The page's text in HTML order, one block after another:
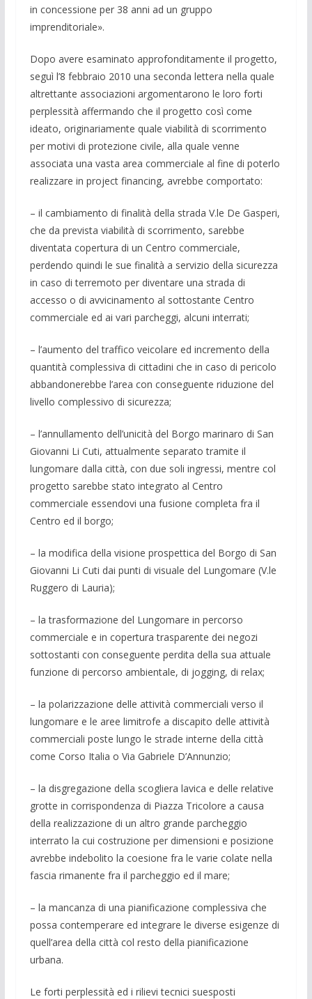
in concessione per 38 anni ad un gruppo
imprenditoriale».
Dopo avere esaminato approfonditamente il progetto,
seguì l’8 febbraio 2010 una seconda lettera nella quale
altrettante associazioni argomentarono le loro forti
perplessità affermando che il progetto così come
ideato, originariamente quale viabilità di scorrimento
per motivi di protezione civile, alla quale venne
associata una vasta area commerciale al fine di poterlo
realizzare in project financing, avrebbe comportato:
– il cambiamento di finalità della strada V.le De Gasperi,
che da prevista viabilità di scorrimento, sarebbe
diventata copertura di un Centro commerciale,
perdendo quindi le sue finalità a servizio della sicurezza
in caso di terremoto per diventare una strada di
accesso o di avvicinamento al sottostante Centro
commerciale ed ai vari parcheggi, alcuni interrati;
– l’aumento del traffico veicolare ed incremento della
quantità complessiva di cittadini che in caso di pericolo
abbandonerebbe l’area con conseguente riduzione del
livello complessivo di sicurezza;
– l’annullamento dell’unicità del Borgo marinaro di San
Giovanni Li Cuti, attualmente separato tramite il
lungomare dalla città, con due soli ingressi, mentre col
progetto sarebbe stato integrato al Centro
commerciale essendovi una fusione completa fra il
Centro ed il borgo;
– la modifica della visione prospettica del Borgo di San
Giovanni Li Cuti dai punti di visuale del Lungomare (V.le
Ruggero di Lauria);
– la trasformazione del Lungomare in percorso
commerciale e in copertura trasparente dei negozi
sottostanti con conseguente perdita della sua attuale
funzione di percorso ambientale, di jogging, di relax;
– la polarizzazione delle attività commerciali verso il
lungomare e le aree limitrofe a discapito delle attività
commerciali poste lungo le strade interne della città
come Corso Italia o Via Gabriele D’Annunzio;
– la disgregazione della scogliera lavica e delle relative
grotte in corrispondenza di Piazza Tricolore a causa
della realizzazione di un altro grande parcheggio
interrato la cui costruzione per dimensioni e posizione
avrebbe indebolito la coesione fra le varie colate nella
fascia rimanente fra il parcheggio ed il mare;
– la mancanza di una pianificazione complessiva che
possa contemperare ed integrare le diverse esigenze di
quell’area della città col resto della pianificazione
urbana.
Le forti perplessità ed i rilievi tecnici suesposti